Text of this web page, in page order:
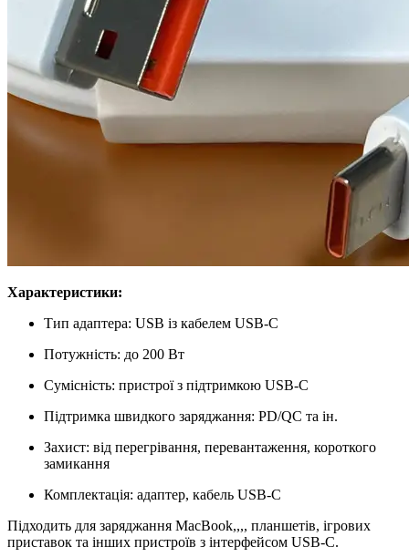
Характеристики:
Тип адаптера: USB із кабелем USB-C
Потужність: до 200 Вт
Сумісність: пристрої з підтримкою USB-C
Підтримка швидкого заряджання: PD/QC та ін.
Захист: від перегрівання, перевантаження, короткого
замикання
Комплектація: адаптер, кабель USB-C
Підходить для заряджання MacBook,,,, планшетів, ігрових
приставок та інших пристроїв з інтерфейсом USB-C.